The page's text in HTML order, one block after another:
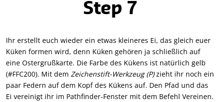
Step 7
Ihr erstellt euch wieder ein etwas kleineres Ei, das gleich euer
Küken formen wird, denn Küken gehören ja schließlich auf
eine Ostergrußkarte. Die Farbe des Kükens ist natürlich gelb
(#FFC200). Mit dem Zeichenstift-Werkzeug (P)zieht ihr noch ein
paar Federn auf dem Kopf des Kükens auf. Den Pfad und das
Ei vereinigt ihr im Pathfinder-Fenster mit dem Befehl Vereinen.